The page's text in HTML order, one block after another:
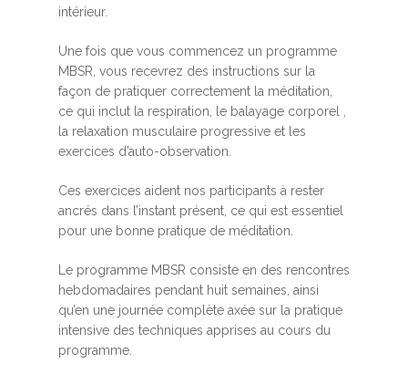
intérieur.
Une fois que vous commencez un programme
MBSR, vous recevrez des instructions sur la
façon de pratiquer correctement la méditation,
ce qui inclut la respiration, le balayage corporel ,
la relaxation musculaire progressive et les
exercices d’auto-observation.
Ces exercices aident nos participants à rester
ancrés dans l’instant présent, ce qui est essentiel
pour une bonne pratique de méditation.
Le programme MBSR consiste en des rencontres
hebdomadaires pendant huit semaines, ainsi
qu’en une journée complète axée sur la pratique
intensive des techniques apprises au cours du
programme.